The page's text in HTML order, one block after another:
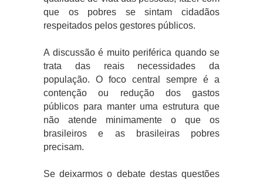
que os pobres se sintam cidadãos
respeitados pelos gestores públicos.
A discussão é muito periférica quando se
trata das reais necessidades da
população. O foco central sempre é a
contenção ou redução dos gastos
públicos para manter uma estrutura que
não atende minimamente o que os
brasileiros e as brasileiras pobres
precisam.
Se deixarmos o debate destas questões